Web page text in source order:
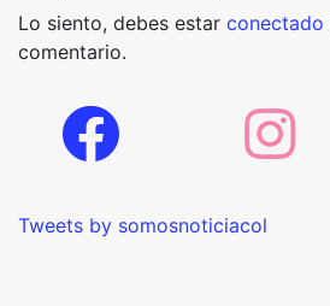
Lo siento, debes estar conectado
comentario.
Tweets by somosnoticiacol